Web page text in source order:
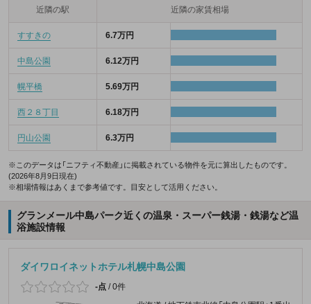
近隣の駅 近隣の家賃相場
すすきの 6.7万円
中島公園 6.12万円
幌平橋 5.69万円
西２８丁目 6.18万円
円山公園 6.3万円
※このデータは「ニフティ不動産」に掲載されている物件を元に算出したものです。
(2026年8月9日現在)
※相場情報はあくまで参考値です。目安として活用ください。
グランメール中島パーク近くの温泉・スーパー銭湯・銭湯など温
浴施設情報
ダイワロイネットホテル札幌中島公園
-点 /0件